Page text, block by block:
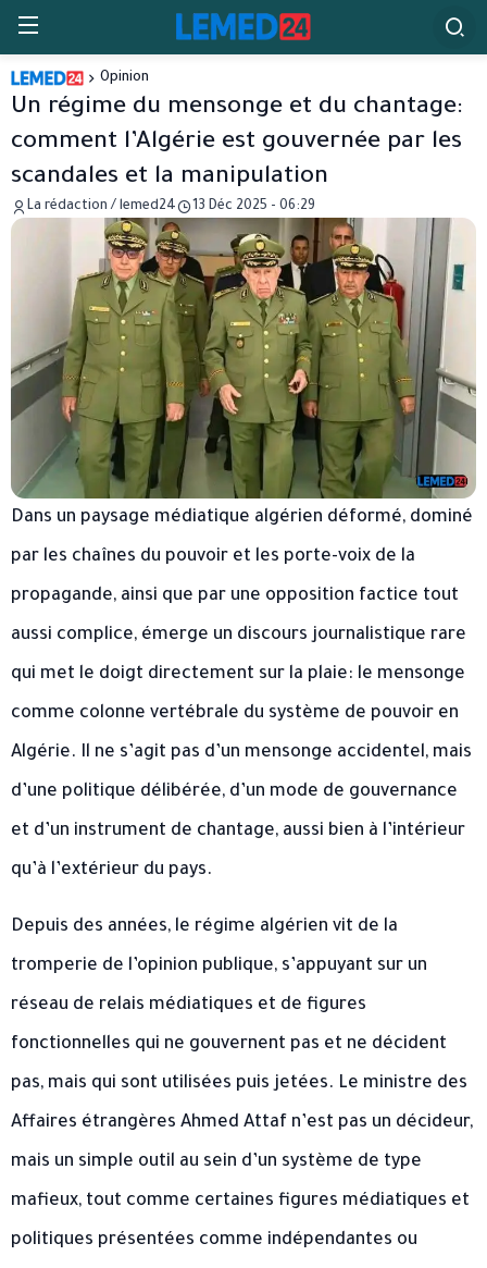
Opinion
Un régime du mensonge et du chantage:
comment l’Algérie est gouvernée par les
scandales et la manipulation
La rédaction / lemed24 13 Déc 2025 - 06:29
Dans un paysage médiatique algérien déformé, dominé
par les chaînes du pouvoir et les porte-voix de la
propagande, ainsi que par une opposition factice tout
aussi complice, émerge un discours journalistique rare
qui met le doigt directement sur la plaie: le mensonge
comme colonne vertébrale du système de pouvoir en
Algérie. Il ne s’agit pas d’un mensonge accidentel, mais
d’une politique délibérée, d’un mode de gouvernance
et d’un instrument de chantage, aussi bien à l’intérieur
qu’à l’extérieur du pays.
Depuis des années, le régime algérien vit de la
tromperie de l’opinion publique, s’appuyant sur un
réseau de relais médiatiques et de figures
fonctionnelles qui ne gouvernent pas et ne décident
pas, mais qui sont utilisées puis jetées. Le ministre des
Affaires étrangères Ahmed Attaf n’est pas un décideur,
mais un simple outil au sein d’un système de type
mafieux, tout comme certaines figures médiatiques et
politiques présentées comme indépendantes ou